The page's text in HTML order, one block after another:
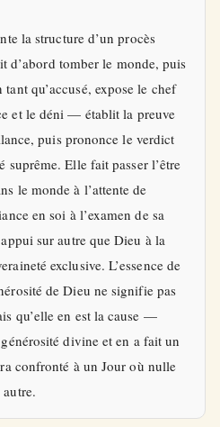
la structure d’un procès
d’abord tomber le monde, puis
qu’accusé, expose le chef
et le déni — établit la preuve
puis prononce le verdict
suprême. Elle fait passer l’être
le monde à l’attente de
en soi à l’examen de sa
sur autre que Dieu à la
exclusive. L’essence de
de Dieu ne signifie pas
qu’elle en est la cause —
divine et en a fait un
confronté à un Jour où nulle